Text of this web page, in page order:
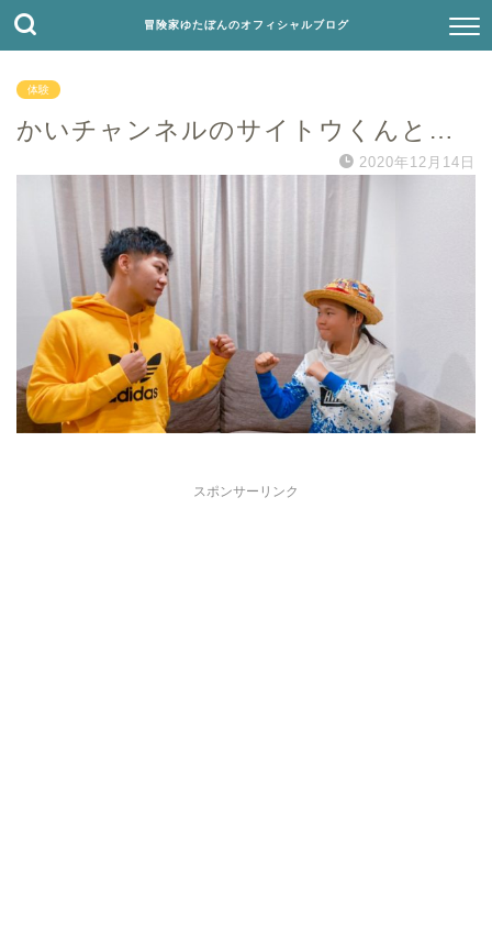
冒険家ゆたぼんのオフィシャルブログ
体験
かいチャンネルのサイトウくんと…
2020年12月14日
スポンサーリンク